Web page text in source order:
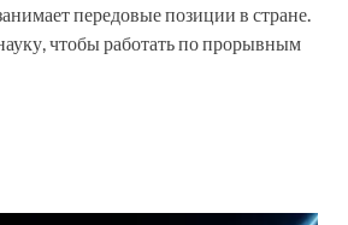
передовые позиции в стране.
чтобы работать по прорывным